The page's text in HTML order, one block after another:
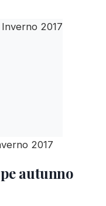
2017
autunno